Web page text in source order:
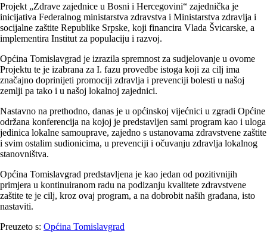
Projekt „Zdrave zajednice u Bosni i Hercegovini“ zajednička je
inicijativa Federalnog ministarstva zdravstva i Ministarstva zdravlja i
socijalne zaštite Republike Srpske, koji financira Vlada Švicarske, a
implementira Institut za populaciju i razvoj.
Općina Tomislavgrad je izrazila spremnost za sudjelovanje u ovome
Projektu te je izabrana za I. fazu provedbe istoga koji za cilj ima
značajno doprinijeti promociji zdravlja i prevenciji bolesti u našoj
zemlji pa tako i u našoj lokalnoj zajednici.
Nastavno na prethodno, danas je u općinskoj vijećnici u zgradi Općine
održana konferencija na kojoj je predstavljen sami program kao i uloga
jedinica lokalne samouprave, zajedno s ustanovama zdravstvene zaštite
i svim ostalim sudionicima, u prevenciji i očuvanju zdravlja lokalnog
stanovništva.
Općina Tomislavgrad predstavljena je kao jedan od pozitivnijih
primjera u kontinuiranom radu na podizanju kvalitete zdravstvene
zaštite te je cilj, kroz ovaj program, a na dobrobit naših građana, isto
nastaviti.
Preuzeto s: Općina Tomislavgrad